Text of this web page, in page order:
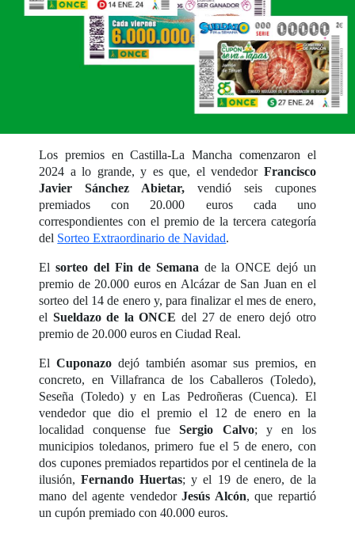
Los premios en Castilla-La Mancha comenzaron el
2024 a lo grande, y es que, el vendedor Francisco
Javier Sánchez Abietar, vendió seis cupones
premiados con 20.000 euros cada uno
correspondientes con el premio de la tercera categoría
del Sorteo Extraordinario de Navidad.
El sorteo del Fin de Semana de la ONCE dejó un
premio de 20.000 euros en Alcázar de San Juan en el
sorteo del 14 de enero y, para finalizar el mes de enero,
el Sueldazo de la ONCE del 27 de enero dejó otro
premio de 20.000 euros en Ciudad Real.
ElCuponazo dejó también asomar sus premios, en
concreto, en Villafranca de los Caballeros (Toledo),
Seseña (Toledo) y en Las Pedroñeras (Cuenca). El
vendedor que dio el premio el 12 de enero en la
localidad conquense fueSergio Calvo; y en los
municipios toledanos, primero fue el 5 de enero, con
dos cupones premiados repartidos por el centinela de la
ilusión,Fernando Huertas; y el 19 de enero, de la
mano del agente vendedorJesús Alcón, que repartió
un cupón premiado con 40.000 euros.